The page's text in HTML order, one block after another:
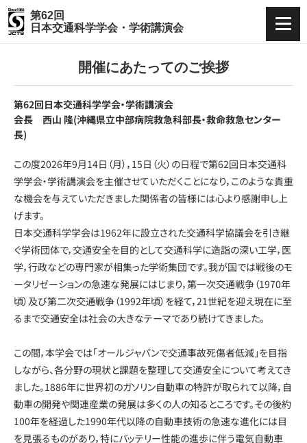
第62回
日本交通科学学会・学術講演会
トップページ
日程表・プログラム
参加登録
演題募集
座長・演者へのご案内
アクセス
お問い合わせ
JP EN
第62回
開催にあたってのご挨拶
第62回日本交通科学学会・学術講演会
会長 西山 隆(沖縄県立中部病院救急科部長・救命救急センター
長)
この度2026年9月14日（月），15日（火）の日程で第62回日本交通科
学学会・学術講演会を主催させていただくことになり，このような貴重
な機会を与えていただきました関係者の皆様には心より感謝申し上
げます。
日本交通科学学会は1962年に設立された交通科学協議会を引き継
ぐ学術団体で，交通安全を目的として交通科学に造詣の深い工学，医
学，行政などの専門家が相集った学術集団です。我が国では戦後のモ
ータリゼーションの急速な発展にはじまり，第一次交通戦争（1970年
頃）及び第二次交通戦争（1992年頃）を経て，21世紀を迎え現在に至
るまで交通安全は社会の大きなテーマであり続けてきました。
この間，本学会では「オールジャパンで交通事故死傷者低減」を目指
しながら、各分野の現状と課題を整理して交通安全について考えてき
ました。1886年に世界初のガソリン自動車の特許が取られて以降，自
動車の開発や関連産業の発展は多くの人の知るところです。その後約
100年を経過した1990年代以降の自動車技術の急速な進化には目
を見張るものがあり，特にバッテリー性能の進歩に伴う電気自動車